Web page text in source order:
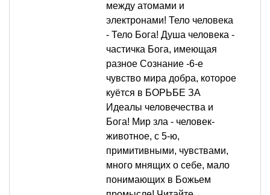
между атомами и
электронами! Тело человека
- Тело Бога! Душа человека -
частичка Бога, имеющая
разное Сознание -6-е
чувство мира добра, которое
куётся в БОРЬБЕ ЗА
Идеалы человечества и
Бога! Мир зла - человек-
животное, с 5-ю,
примитивными, чувствами,
много мнящих о себе, мало
понимающих в Божьем